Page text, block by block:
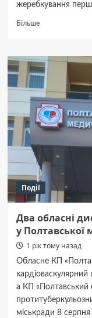
жеребкування
БільшеДокладніше
«Лідер»
стартує
в жіночому
Кубку
України
з футболу
Події
Два обласні
у
1 рік тому назад
Обласне КП
а КП «Полтавський
міськради 8 серпня